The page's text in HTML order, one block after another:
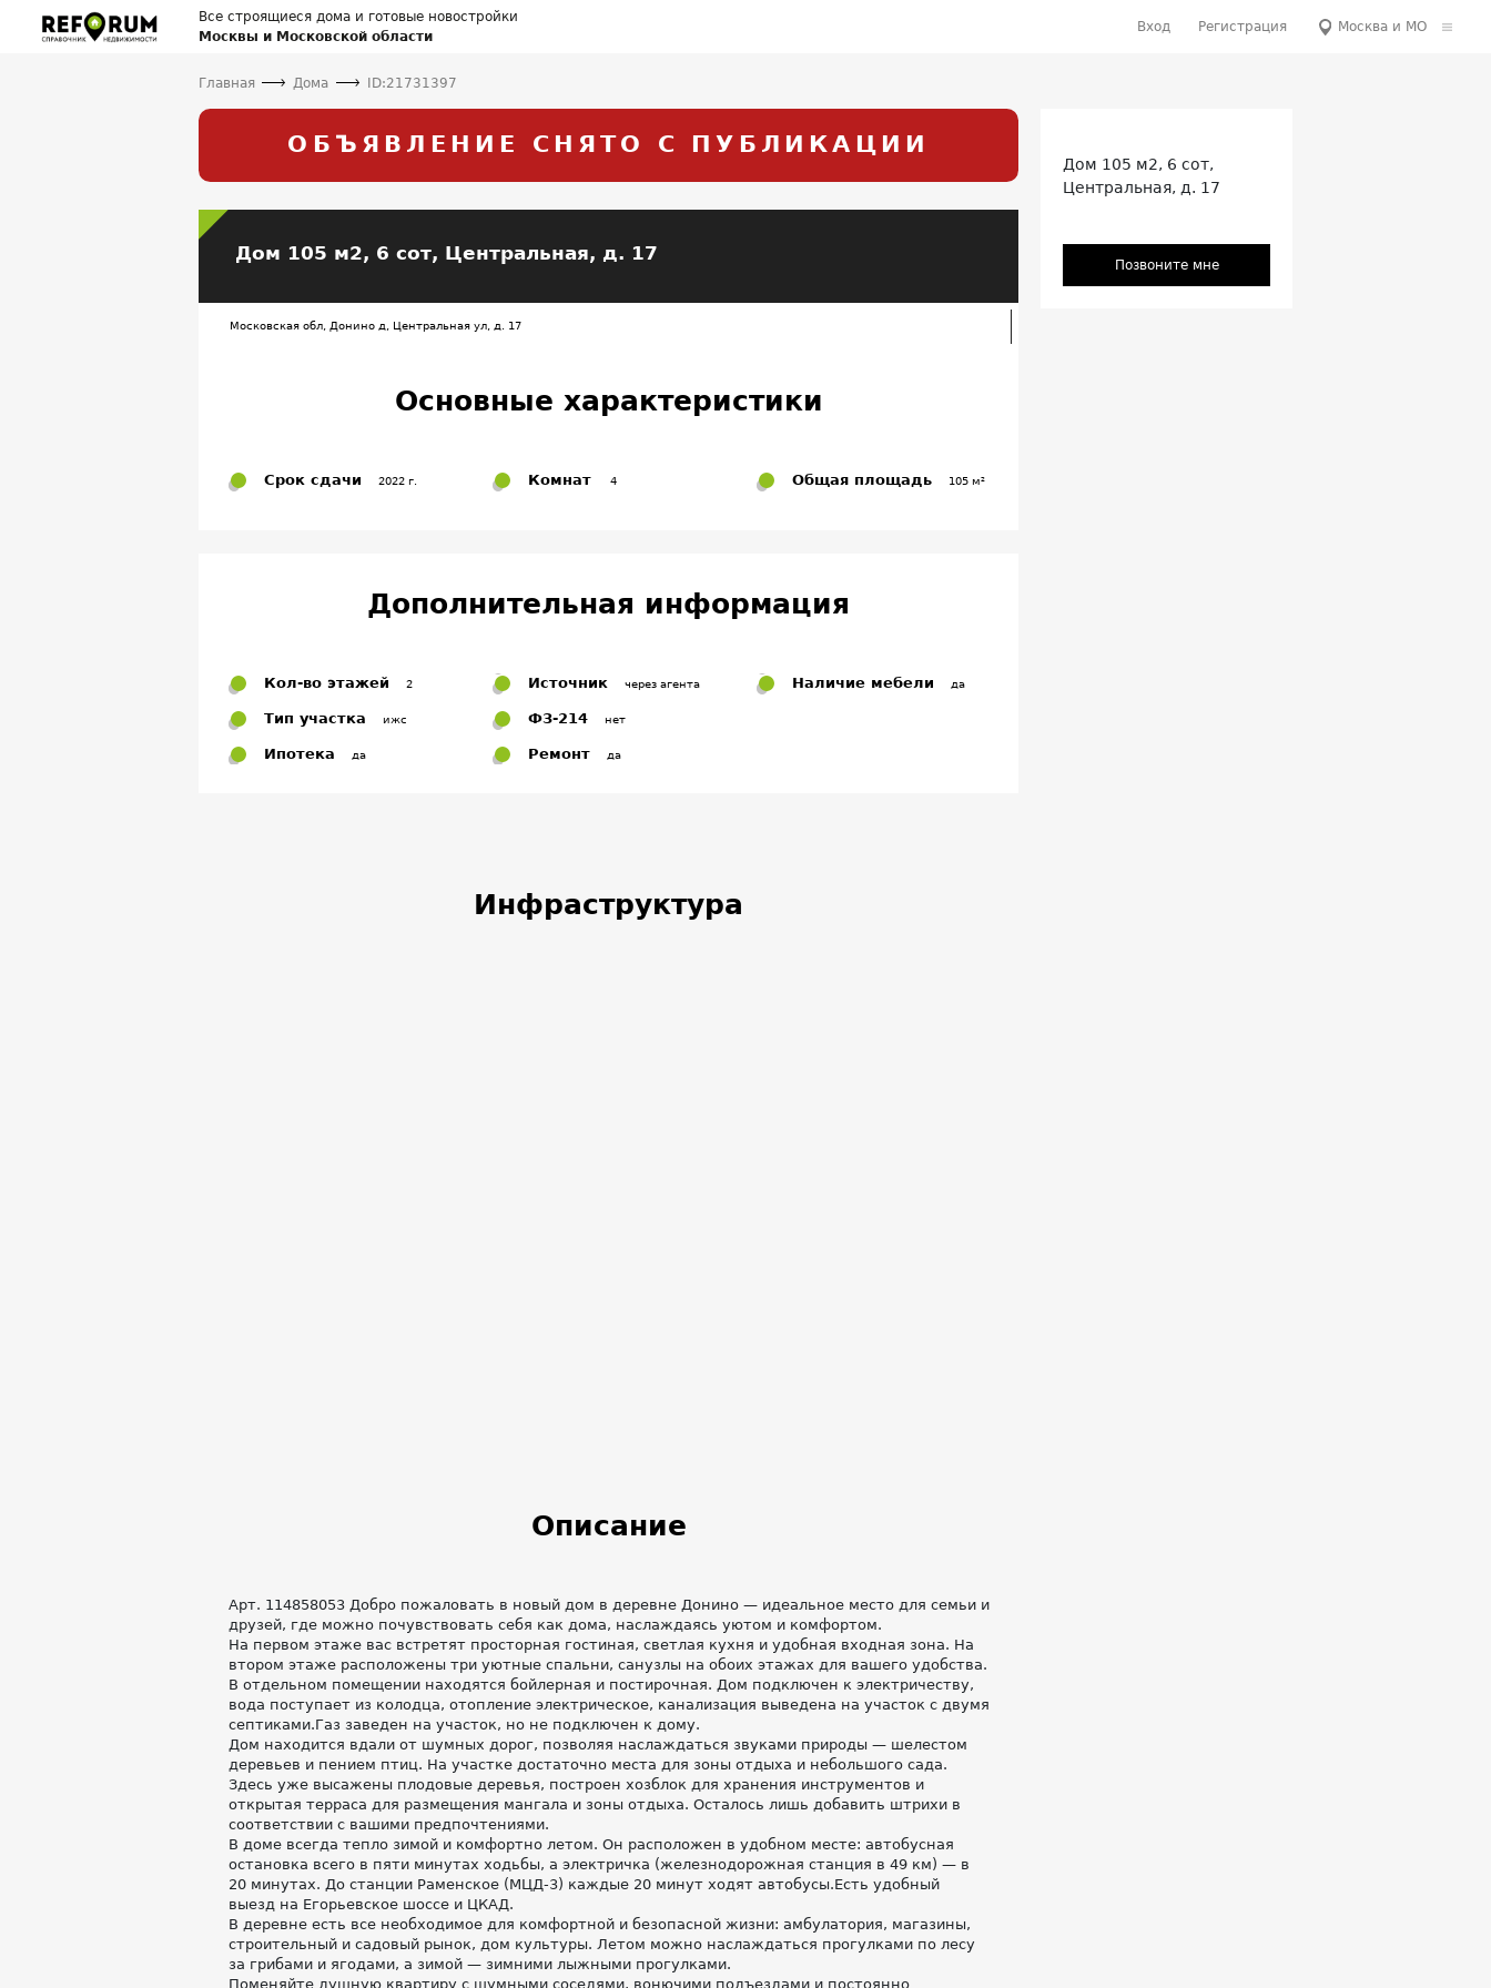
Все строящиеся дома и готовые новостройки
Москвы и Московской области
Вход Регистрация Москва и МО
Главная Дома ID:21731397
ОБЪЯВЛЕНИЕ СНЯТО С ПУБЛИКАЦИИ
Дом 105 м2, 6 сот, Центральная, д. 17
Московская обл, Донино д, Центральная ул, д. 17
Основные характеристики
Срок сдачи 2022 г. Комнат 4 Общая площадь 105 м²
Дополнительная информация
Кол-во этажей 2
Тип участка ижс
Ипотека да
Источник через агента
ФЗ-214 нет
Ремонт да
Наличие мебели да
Инфраструктура
Описание
Арт. 114858053 Добро пожаловать в новый дом в деревне Донино — идеальное место для семьи и
друзей, где можно почувствовать себя как дома, наслаждаясь уютом и комфортом.
На первом этаже вас встретят просторная гостиная, светлая кухня и удобная входная зона. На
втором этаже расположены три уютные спальни, санузлы на обоих этажах для вашего удобства.
В отдельном помещении находятся бойлерная и постирочная. Дом подключен к электричеству,
вода поступает из колодца, отопление электрическое, канализация выведена на участок с двумя
септиками.Газ заведен на участок, но не подключен к дому.
Дом находится вдали от шумных дорог, позволяя наслаждаться звуками природы — шелестом
деревьев и пением птиц. На участке достаточно места для зоны отдыха и небольшого сада.
Здесь уже высажены плодовые деревья, построен хозблок для хранения инструментов и
открытая терраса для размещения мангала и зоны отдыха. Осталось лишь добавить штрихи в
соответствии с вашими предпочтениями.
В доме всегда тепло зимой и комфортно летом. Он расположен в удобном месте: автобусная
остановка всего в пяти минутах ходьбы, а электричка (железнодорожная станция в 49 км) — в
20 минутах. До станции Раменское (МЦД-3) каждые 20 минут ходят автобусы.Есть удобный
выезд на Егорьевское шоссе и ЦКАД.
В деревне есть все необходимое для комфортной и безопасной жизни: амбулатория, магазины,
строительный и садовый рынок, дом культуры. Летом можно наслаждаться прогулками по лесу
за грибами и ягодами, а зимой — зимними лыжными прогулками.
Поменяйте душную квартиру с шумными соседями, вонючими подъездами и постоянно
Дом 105 м2, 6 сот,
Центральная, д. 17
Позвоните мне